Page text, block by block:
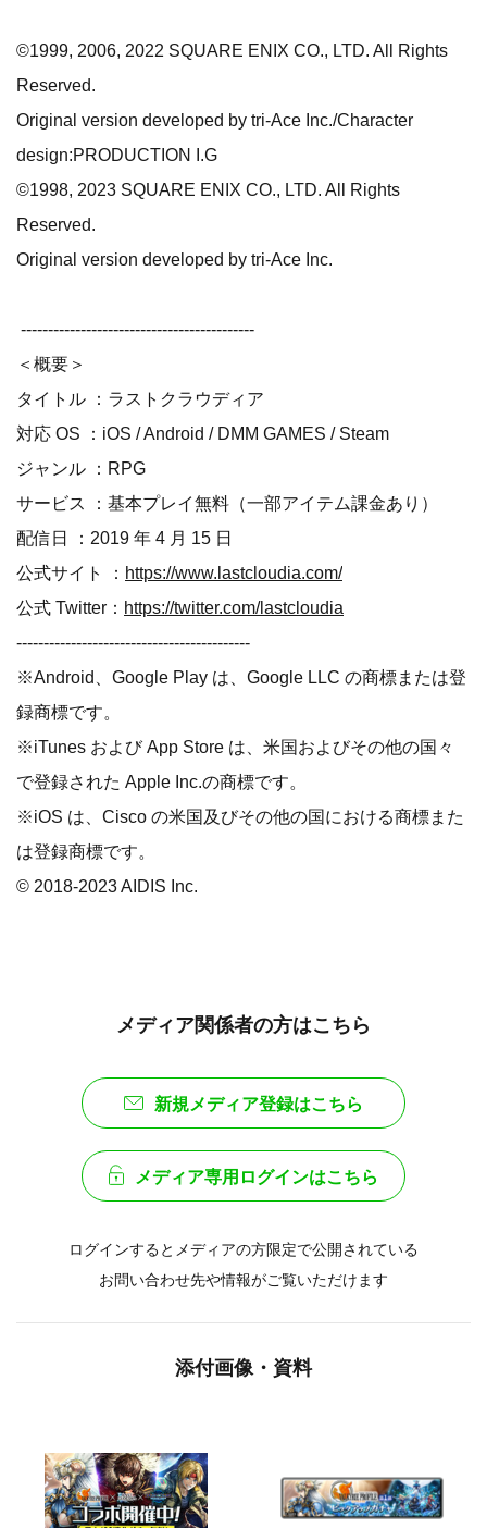
©1999, 2006, 2022 SQUARE ENIX CO., LTD. All Rights
Reserved.
Original version developed by tri-Ace Inc./Character
design:PRODUCTION I.G
©1998, 2023 SQUARE ENIX CO., LTD. All Rights
Reserved.
Original version developed by tri-Ace Inc.
-------------------------------------------
＜概要＞
タイトル ：ラストクラウディア
対応 OS ：iOS / Android / DMM GAMES / Steam
ジャンル ：RPG
サービス ：基本プレイ無料（一部アイテム課金あり）
配信日 ：2019 年 4 月 15 日
公式サイト ： https://www.lastcloudia.com/
公式 Twitter： https://twitter.com/lastcloudia
-------------------------------------------
※Android、Google Play は、Google LLC の商標または登
録商標です。
※iTunes および App Store は、米国およびその他の国々
で登録された Apple Inc.の商標です。
※iOS は、Cisco の米国及びその他の国における商標また
は登録商標です。
© 2018-2023 AIDIS Inc.
メディア関係者の方はこちら
新規メディア登録はこちら
メディア専用ログインはこちら
ログインするとメディアの方限定で公開されている
お問い合わせ先や情報がご覧いただけます
添付画像・資料